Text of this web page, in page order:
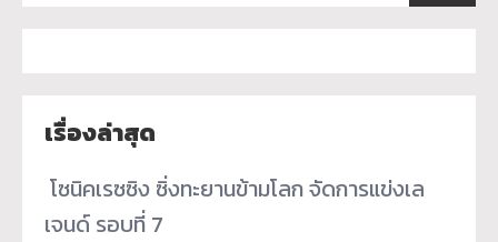
เรื่องล่าสุด
­ โซนิคเรซซิง ซิ่งทะยานข้ามโลก จัดการแข่งเล
เจนด์ รอบที่ 7